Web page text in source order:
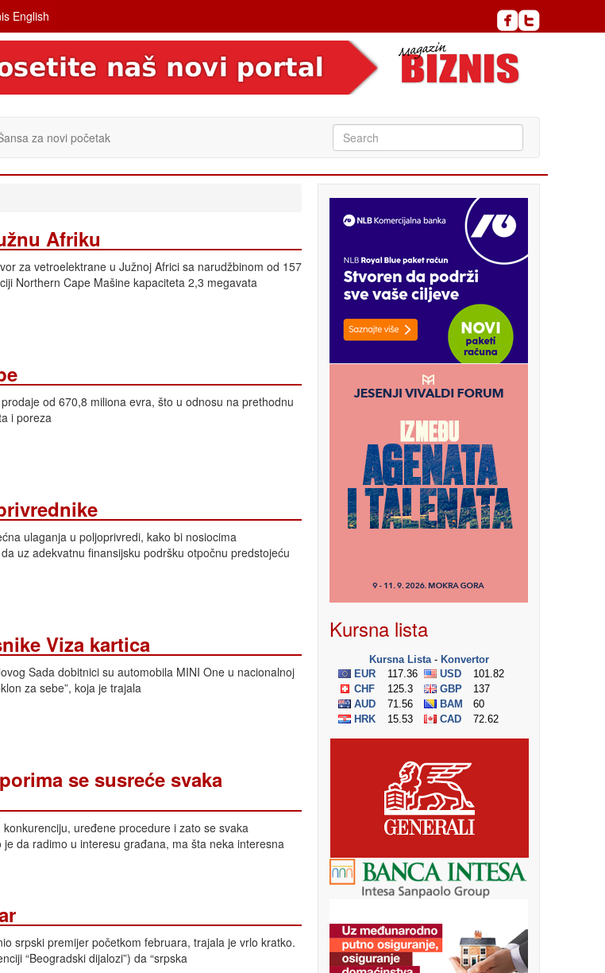
English
za novi početak
Afriku
za vetroelektrane u Južnoj Africi sa narudžbinom od 157
Northern Cape Mašine kapaciteta 2,3 megavata
od 670,8 miliona evra, što u odnosu na prethodnu
i poreza
ulaganja u poljoprivredi, kako bi nosiocima
uz adekvatnu finansijsku podršku otpočnu predstojeću
Viza kartica
Sada dobitnici su automobila MINI One u nacionalnoj
za sebe”, koja je trajala
se susreće svaka
uređene procedure i zato se svaka
da radimo u interesu građana, ma šta neka interesna
srpski premijer početkom februara, trajala je vrlo kratko.
“Beogradski dijalozi”) da “srpska
Kursna lista